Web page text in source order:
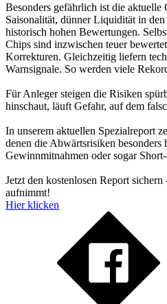
Besonders gefährlich ist die aktuelle
Saisonalität, dünner Liquidität in
historisch hohen Bewertungen.
Chips sind inzwischen teuer
Korrekturen. Gleichzeitig liefern
Warnsignale. So werden viele
Für Anleger steigen die Risiken
hinschaut, läuft Gefahr, auf dem
In unserem aktuellen Spezialreport
denen die Abwärtsrisiken besonders
Gewinnmitnahmen oder sogar
Jetzt den kostenlosen Report
aufnimmt!
Hier klicken